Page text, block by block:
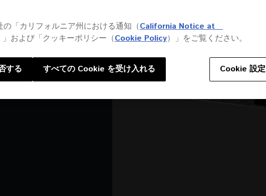
ーファーで
。
ンチドライ
の「カリフォルニア州における通知（California Notice at
」および「クッキーポリシー（Cookie Policy）」をご覧ください。
Cookie 設定
する すべての Cookie を受け入れる